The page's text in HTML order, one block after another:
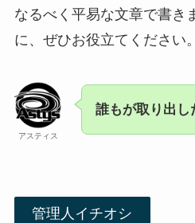
なるべく平易な文章で書き
に、ぜひお役立てください。
アスティス
誰もが取り出し
管理人イチオシ